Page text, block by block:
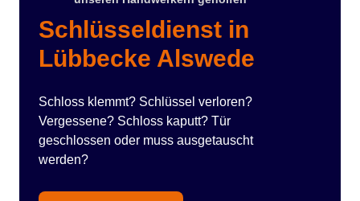
Schlüsseldienst in
Lübbecke Alswede
Schloss klemmt? Schlüssel verloren?
Vergessene? Schloss kaputt? Tür
geschlossen oder muss ausgetauscht
werden?